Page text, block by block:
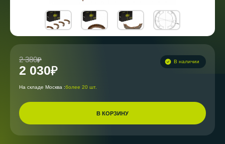
2 380
2 030
В наличии
На складе Москва :более 20 шт.
В КОРЗИНУ